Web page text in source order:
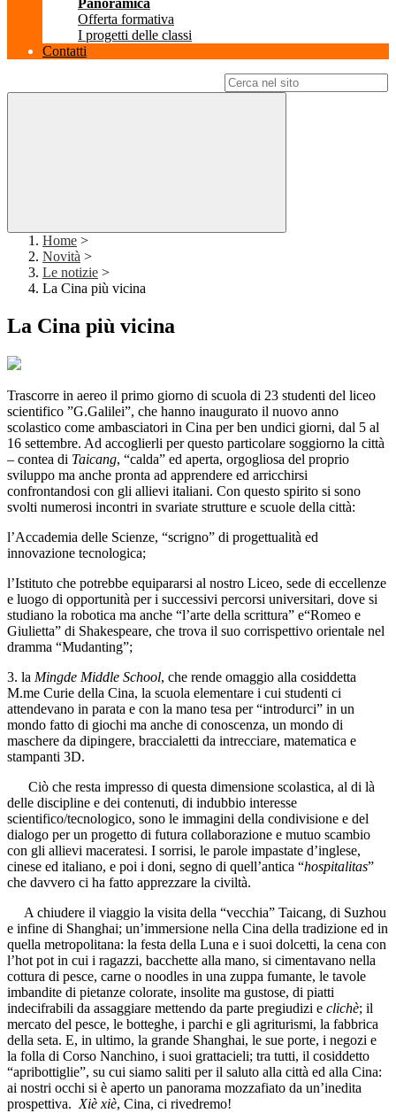
Panoramica
Offerta formativa
I progetti delle classi
Contatti
Home >
Novità >
Le notizie >
La Cina più vicina
La Cina più vicina
Trascorre in aereo il primo giorno di scuola di 23 studenti del liceo
scientifico ”G.Galilei”, che hanno inaugurato il nuovo anno
scolastico come ambasciatori in Cina per ben undici giorni, dal 5 al
16 settembre. Ad accoglierli per questo particolare soggiorno la città
– contea di Taicang, “calda” ed aperta, orgogliosa del proprio
sviluppo ma anche pronta ad apprendere ed arricchirsi
confrontandosi con gli allievi italiani. Con questo spirito si sono
svolti numerosi incontri in svariate strutture e scuole della città:
l’Accademia delle Scienze, “scrigno” di progettualità ed
innovazione tecnologica;
l’Istituto che potrebbe equipararsi al nostro Liceo, sede di eccellenze
e luogo di opportunità per i successivi percorsi universitari, dove si
studiano la robotica ma anche “l’arte della scrittura” e“Romeo e
Giulietta” di Shakespeare, che trova il suo corrispettivo orientale nel
dramma “Mudanting”;
3. la Mingde Middle School, che rende omaggio alla cosiddetta
M.me Curie della Cina, la scuola elementare i cui studenti ci
attendevano in parata e con la mano tesa per “introdurci” in un
mondo fatto di giochi ma anche di conoscenza, un mondo di
maschere da dipingere, braccialetti da intrecciare, matematica e
stampanti 3D.
Ciò che resta impresso di questa dimensione scolastica, al di là
delle discipline e dei contenuti, di indubbio interesse
scientifico/tecnologico, sono le immagini della condivisione e del
dialogo per un progetto di futura collaborazione e mutuo scambio
con gli allievi maceratesi. I sorrisi, le parole impastate d’inglese,
cinese ed italiano, e poi i doni, segno di quell’antica “hospitalitas”
che davvero ci ha fatto apprezzare la civiltà.
A chiudere il viaggio la visita della “vecchia” Taicang, di Suzhou
e infine di Shanghai; un’immersione nella Cina della tradizione ed in
quella metropolitana: la festa della Luna e i suoi dolcetti, la cena con
l’hot pot in cui i ragazzi, bacchette alla mano, si cimentavano nella
cottura di pesce, carne o noodles in una zuppa fumante, le tavole
imbandite di pietanze colorate, insolite ma gustose, di piatti
indecifrabili da assaggiare mettendo da parte pregiudizi e clichè; il
mercato del pesce, le botteghe, i parchi e gli agriturismi, la fabbrica
della seta. E, in ultimo, la grande Shanghai, le sue porte, i negozi e
la folla di Corso Nanchino, i suoi grattacieli; tra tutti, il cosiddetto
“apribottiglie”, su cui siamo saliti per il saluto alla città ed alla Cina:
ai nostri occhi si è aperto un panorama mozzafiato da un’inedita
prospettiva. Xiè xiè, Cina, ci rivedremo!